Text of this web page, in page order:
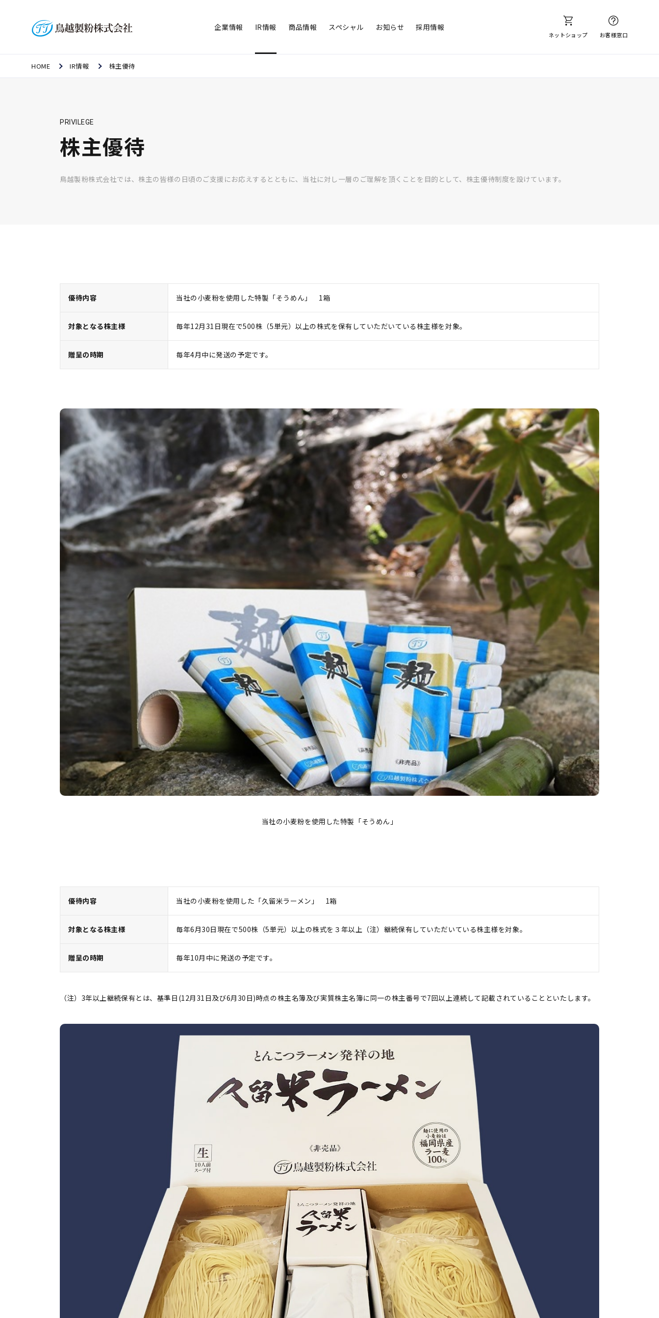
ネットショップ お客様窓口
企業情報 IR情報 商品情報 スペシャル お知らせ 採用情報
HOME IR情報 株主優待
株主優待
PRIVILEGE
鳥越製粉株式会社では、株主の皆様の日頃のご支援にお応えするとともに、当社に対し一層のご理解を頂くことを目的として、株主優待制度を設けています。
優待内容 当社の小麦粉を使用した特製「そうめん」 1箱
対象となる株主様 毎年12月31日現在で500株（5単元）以上の株式を保有していただいている株主様を対象。
贈呈の時期 毎年4月中に発送の予定です。
当社の小麦粉を使用した特製「そうめん」
優待内容 当社の小麦粉を使用した「久留米ラーメン」 1箱
対象となる株主様 毎年6月30日現在で500株（5単元）以上の株式を３年以上（注）継続保有していただいている株主様を対象。
贈呈の時期 毎年10月中に発送の予定です。
（注）3年以上継続保有とは、基準日(12月31日及び6月30日)時点の株主名簿及び実質株主名簿に同一の株主番号で7回以上連続して記載されていることといたします。